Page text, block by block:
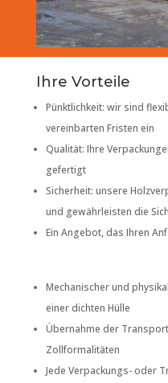
Ihre Vorteile
Pünktlichkeit: wir sind
vereinbarten Fristen ein
Qualität: Ihre
gefertigt
Sicherheit: unsere
und gewährleisten die
Ein Angebot, das Ihren
Mechanischer und
einer dichten Hülle
Übernahme der
Zollformalitäten
Jede Verpackungs- oder